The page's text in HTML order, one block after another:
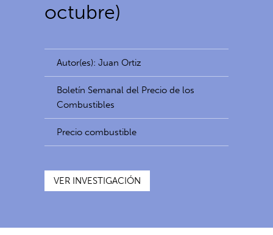
octubre)
Autor(es): Juan Ortiz
Boletín Semanal del Precio de los
Combustibles
Precio combustible
VER INVESTIGACIÓN